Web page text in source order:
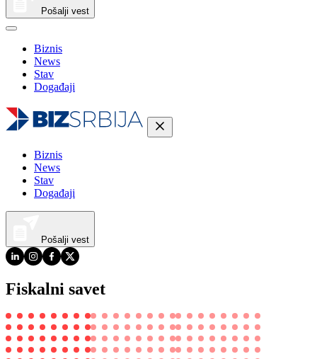
Pošalji vest
Biznis
News
Stav
Događaji
Biznis
News
Stav
Događaji
Pošalji vest
Fiskalni savet